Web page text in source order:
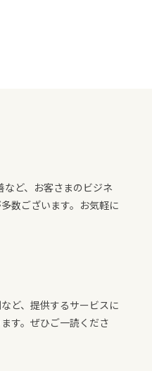
など、お客さまのビジネ
数ございます。お気軽に
ど、提供するサービスに
す。ぜひご一読くださ